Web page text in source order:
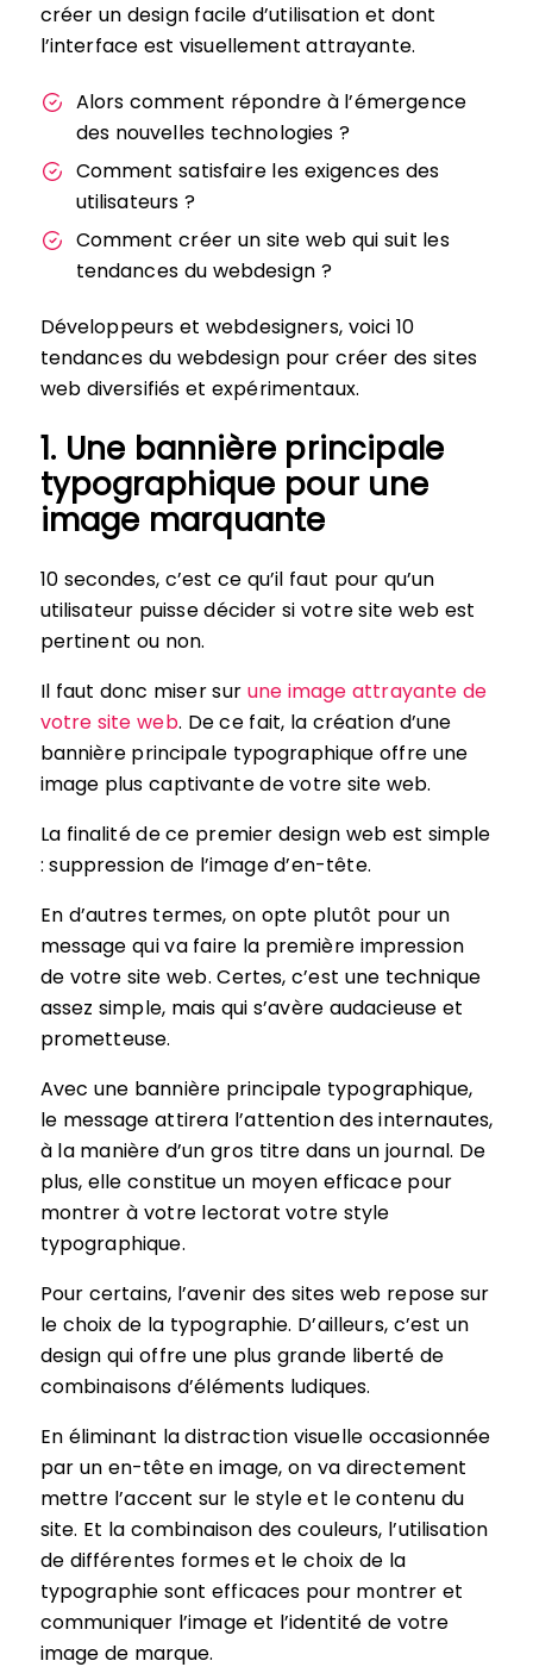
créer un design facile d’utilisation et dont
l’interface est visuellement attrayante.
Alors comment répondre à l’émergence
des nouvelles technologies ?
Comment satisfaire les exigences des
utilisateurs ?
Comment créer un site web qui suit les
tendances du webdesign ?
Développeurs et webdesigners, voici 10
tendances du webdesign pour créer des sites
web diversifiés et expérimentaux.
1. Une bannière principale
typographique pour une
image marquante
10 secondes, c’est ce qu’il faut pour qu’un
utilisateur puisse décider si votre site web est
pertinent ou non.
Il faut donc miser sur une image attrayante de
votre site web. De ce fait, la création d’une
bannière principale typographique offre une
image plus captivante de votre site web.
La finalité de ce premier design web est simple
: suppression de l’image d’en-tête.
En d’autres termes, on opte plutôt pour un
message qui va faire la première impression
de votre site web. Certes, c’est une technique
assez simple, mais qui s’avère audacieuse et
prometteuse.
Avec une bannière principale typographique,
le message attirera l’attention des internautes,
à la manière d’un gros titre dans un journal. De
plus, elle constitue un moyen efficace pour
montrer à votre lectorat votre style
typographique.
Pour certains, l’avenir des sites web repose sur
le choix de la typographie. D’ailleurs, c’est un
design qui offre une plus grande liberté de
combinaisons d’éléments ludiques.
En éliminant la distraction visuelle occasionnée
par un en-tête en image, on va directement
mettre l’accent sur le style et le contenu du
site. Et la combinaison des couleurs, l’utilisation
de différentes formes et le choix de la
typographie sont efficaces pour montrer et
communiquer l’image et l’identité de votre
image de marque.